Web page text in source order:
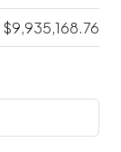
$9,935,168.76